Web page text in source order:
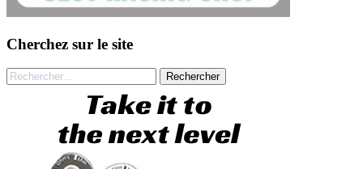
Cherchez sur le site
Rechercher :